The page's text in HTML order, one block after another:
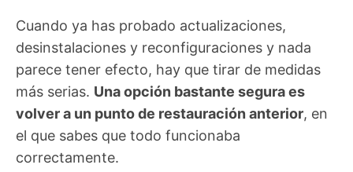
Cuando ya has probado actualizaciones,
desinstalaciones y reconfiguraciones y nada
parece tener efecto, hay que tirar de medidas
más serias. Una opción bastante segura es
volver a un punto de restauración anterior, en
el que sabes que todo funcionaba
correctamente.